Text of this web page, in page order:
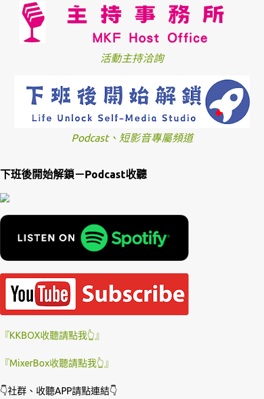
活動主持洽詢
Podcast、短影音專屬頻道
下班後開始解鎖－Podcast收聽
『KKBOX收聽請點我👆』
『MixerBox收聽請點我👆』
👇社群、收聽APP請點連結👇